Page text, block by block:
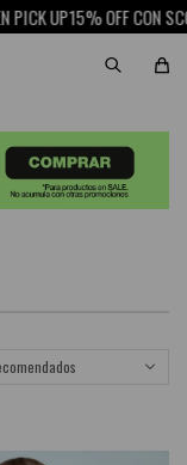
SCOTIABANKENVÍOS A